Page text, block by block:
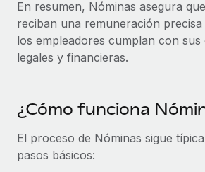
INFRAESTRUCTURA
Conexión Remote
Funciones esenciales de RR. HH.
equipo.
empresas en crecimiento.
Mediana empresa
Amplía tu equipo con soluciones de
Empresa
APRENDIZAJE CON REMOTE
Guías y recursos
Casos prácticos
Biblioteca de descripciones de
Español
Italiano
Português (Portugal)
日本語
En resumen, Nóminas asegura
reciban una remuneración
los empleadores cumplan con sus
legales y financieras.
¿Cómo funciona
El proceso de Nóminas sigue
pasos básicos: